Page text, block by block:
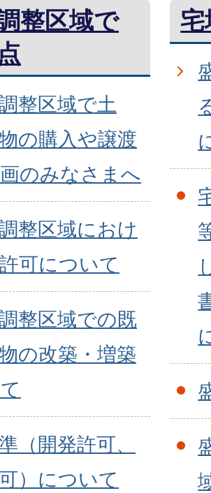
整区域で
整区域で土
の購入や譲渡
のみなさまへ
整区域におけ
可について
整区域での既
の改築・増築
（開発許可、
）について
宅